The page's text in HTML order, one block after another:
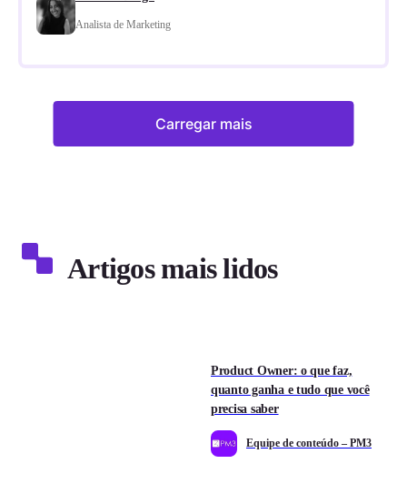
Analista de Marketing
Carregar mais
Artigos mais lidos
Product Owner: o que faz,
quanto ganha e tudo que você
precisa saber
Equipe de conteúdo – PM3